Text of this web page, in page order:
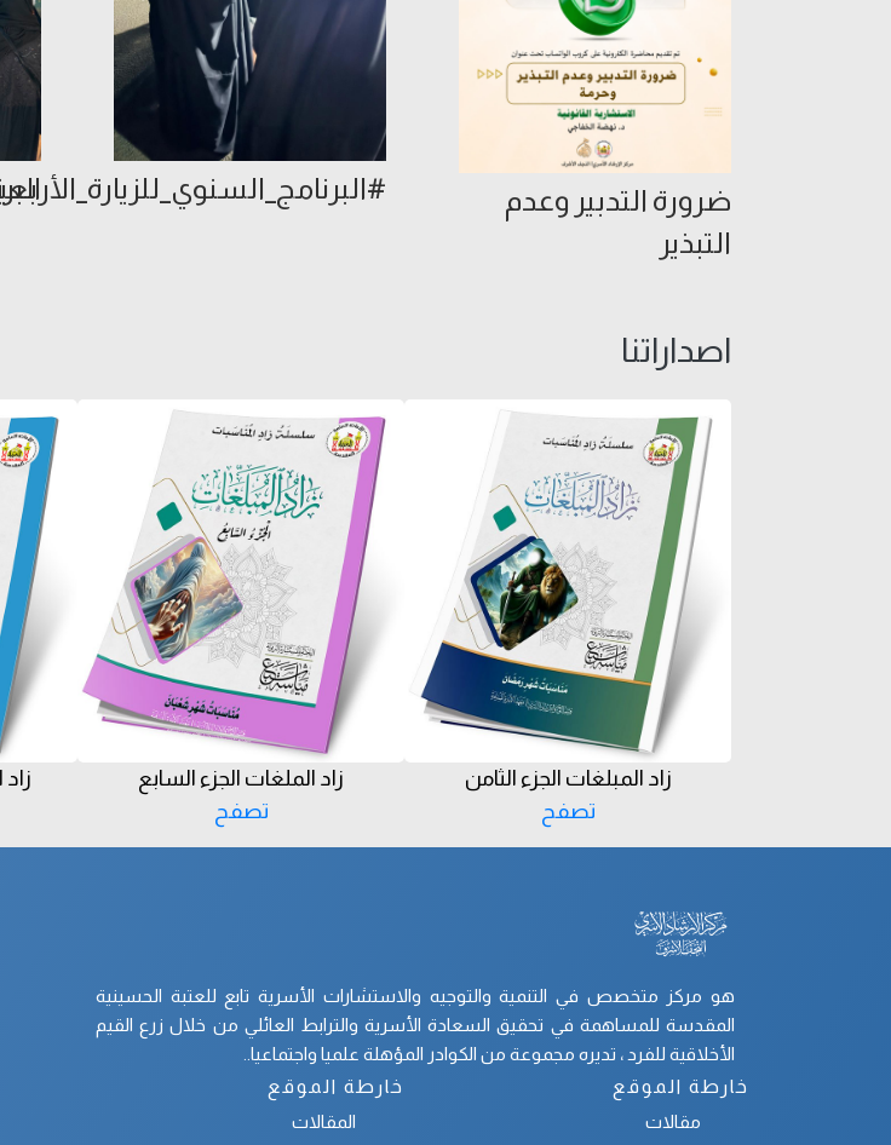
ضرورة التدبير وعدم
التبذير
اصداراتنا
زاد المبلغات الجزء الثامن
تصفح
زاد الملغات الجزء السابع
تصفح
هو مركز متخصص في التنمية والتوجيه والاستشارات الأسرية تابع للعتبة الحسينية
المقدسة للمساهمة في تحقيق السعادة الأسرية والترابط العائلي من خلال زرع القيم
الأخلاقية للفرد ، تديره مجموعة من الكوادر المؤهلة علميا واجتماعيا..
خارطة الموقع
مقالات
خارطة الموقع
المقالات